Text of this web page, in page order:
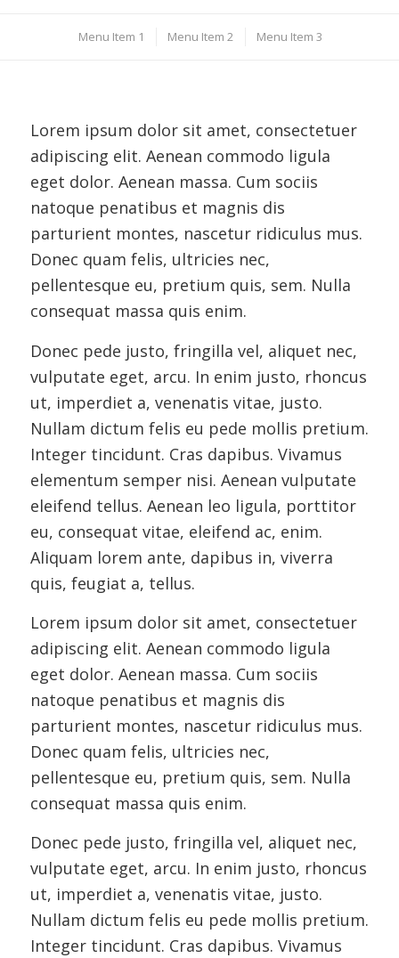
Menu Item 1 Menu Item 2 Menu Item 3
Lorem ipsum dolor sit amet, consectetuer
adipiscing elit. Aenean commodo ligula
eget dolor. Aenean massa. Cum sociis
natoque penatibus et magnis dis
parturient montes, nascetur ridiculus mus.
Donec quam felis, ultricies nec,
pellentesque eu, pretium quis, sem. Nulla
consequat massa quis enim.
Donec pede justo, fringilla vel, aliquet nec,
vulputate eget, arcu. In enim justo, rhoncus
ut, imperdiet a, venenatis vitae, justo.
Nullam dictum felis eu pede mollis pretium.
Integer tincidunt. Cras dapibus. Vivamus
elementum semper nisi. Aenean vulputate
eleifend tellus. Aenean leo ligula, porttitor
eu, consequat vitae, eleifend ac, enim.
Aliquam lorem ante, dapibus in, viverra
quis, feugiat a, tellus.
Lorem ipsum dolor sit amet, consectetuer
adipiscing elit. Aenean commodo ligula
eget dolor. Aenean massa. Cum sociis
natoque penatibus et magnis dis
parturient montes, nascetur ridiculus mus.
Donec quam felis, ultricies nec,
pellentesque eu, pretium quis, sem. Nulla
consequat massa quis enim.
Donec pede justo, fringilla vel, aliquet nec,
vulputate eget, arcu. In enim justo, rhoncus
ut, imperdiet a, venenatis vitae, justo.
Nullam dictum felis eu pede mollis pretium.
Integer tincidunt. Cras dapibus. Vivamus